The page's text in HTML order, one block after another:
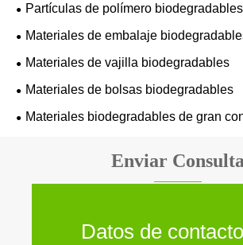
Partículas de polímero biodegradables
Materiales de embalaje
Materiales de vajilla biodegradables
Materiales de bolsas biodegradables
Materiales biodegradables de gran
Enviar Consulta
Datos de contacto